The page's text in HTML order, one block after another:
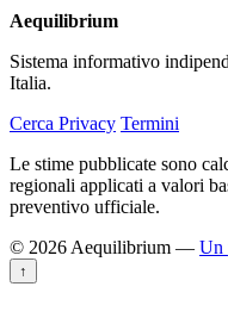
Aequilibrium
Sistema informativo
Italia.
Cerca Privacy Termini
Le stime pubblicate sono
regionali applicati a valori
preventivo ufficiale.
© 2026 Aequilibrium — Un
↑